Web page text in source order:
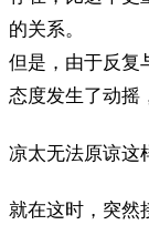
的关系。
但是，由于反复
态度发生了动摇
凉太无法原谅这
就在这时，突然